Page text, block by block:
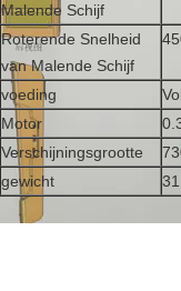
Malende Schijf
Roterende Snelheid
van Malende Schijf
voeding
Motor
Verschijningsgrootte
gewicht